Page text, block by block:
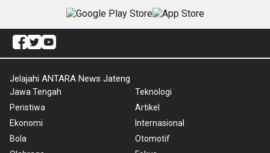
Jelajahi ANTARA News Jateng
Jawa Tengah
Peristiwa
Ekonomi
Bola
Teknologi
Artikel
Internasional
Otomotif